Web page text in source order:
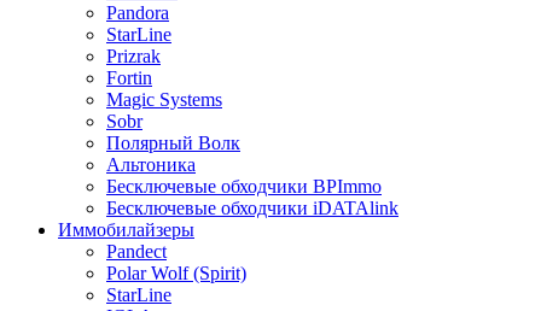
Pandora
StarLine
Prizrak
Fortin
Magic Systems
Sobr
Полярный Волк
Альтоника
Бесключевые обходчики BPImmo
Бесключевые обходчики iDATAlink
Иммобилайзеры
Pandect
Polar Wolf (Spirit)
StarLine